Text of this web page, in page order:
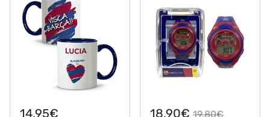
14,95€ 18,90€ 19,80€